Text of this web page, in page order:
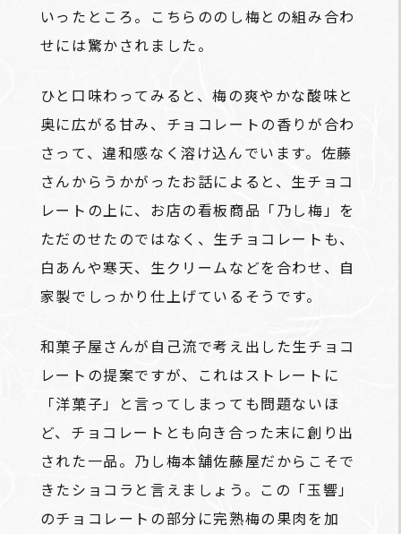
いったところ。こちらののし梅との組み合わ
せには驚かされました。
ひと口味わってみると、梅の爽やかな酸味と
奥に広がる甘み、チョコレートの香りが合わ
さって、違和感なく溶け込んでいます。佐藤
さんからうかがったお話によると、生チョコ
レートの上に、お店の看板商品「乃し梅」を
ただのせたのではなく、生チョコレートも、
白あんや寒天、生クリームなどを合わせ、自
家製でしっかり仕上げているそうです。
和菓子屋さんが自己流で考え出した生チョコ
レートの提案ですが、これはストレートに
「洋菓子」と言ってしまっても問題ないほ
ど、チョコレートとも向き合った末に創り出
された一品。乃し梅本舗佐藤屋だからこそで
きたショコラと言えましょう。この「玉響」
のチョコレートの部分に完熟梅の果肉を加